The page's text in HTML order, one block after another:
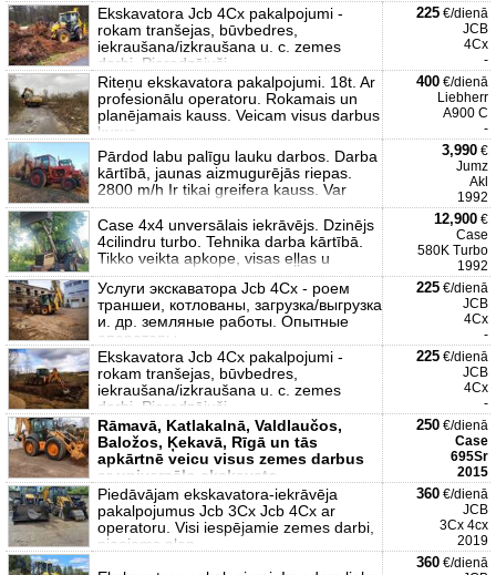
Ekskavatora Jcb 4Cx pakalpojumi -
rokam tranšejas, būvbedres,
iekraušana/izkraušana u. c. zemes
darbi. Pieredzējuši
225 €/dienā
JCB
4Cx
-
Riteņu ekskavatora pakalpojumi. 18t. Ar
profesionālu operatoru. Rokamais un
planējamais kauss. Veicam visus darbus
kurus
400 €/dienā
Liebherr
A900 C
-
Pārdod labu palīgu lauku darbos. Darba
kārtībā, jaunas aizmugurējās riepas.
2800 m/h Ir tikai greifera kauss. Var
3,990 €
Jumz
Akl
1992
Case 4x4 unversālais iekrāvējs. Dzinējs
4cilindru turbo. Tehnika darba kārtībā.
Tikko veikta apkope, visas eļļas u
12,900 €
Case
580K Turbo
1992
Услуги экскаватора Jcb 4Cx - роем
траншеи, котлованы, загрузка/выгрузка
и. др. земляные работы. Опытные
операторы.
225 €/dienā
JCB
4Cx
-
Ekskavatora Jcb 4Cx pakalpojumi -
rokam tranšejas, būvbedres,
iekraušana/izkraušana u. c. zemes
darbi. Pieredzējuši
225 €/dienā
JCB
4Cx
-
Rāmavā, Katlakalnā, Valdlaučos,
Baložos, Ķekavā, Rīgā un tās
apkārtnē veicu visus zemes darbus
ar universālo ekskavato
250 €/dienā
Case
695Sr
2015
Piedāvājam ekskavatora-iekrāvēja
pakalpojumus Jcb 3Cx Jcb 4Cx ar
operatoru. Visi iespējamie zemes darbi,
pieejams plan
360 €/dienā
JCB
3Cx 4cx
2019
360 €/dienā